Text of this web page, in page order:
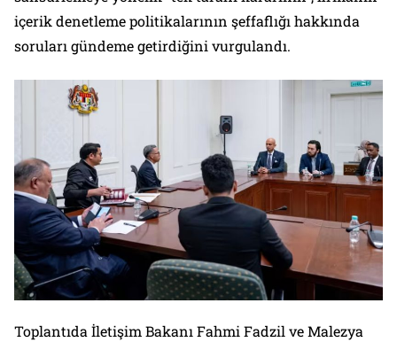
içerik denetleme politikalarının şeffaflığı hakkında
soruları gündeme getirdiğini vurgulandı.
Toplantıda İletişim Bakanı Fahmi Fadzil ve Malezya